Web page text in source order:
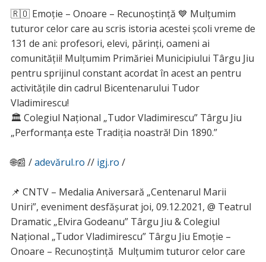
🇷🇴 Emoție – Onoare – Recunoștință 💙 Mulțumim
tuturor celor care au scris istoria acestei școli vreme de
131 de ani: profesori, elevi, părinți, oameni ai
comunității! Mulțumim Primăriei Municipiului Târgu Jiu
pentru sprijinul constant acordat în acest an pentru
activitățile din cadrul Bicentenarului Tudor
Vladimirescu!
🏛 Colegiul Național „Tudor Vladimirescu” Târgu Jiu
„Performanța este Tradiția noastră! Din 1890.”
🌐📰 /adevărul.ro // igj.ro /
📌 CNTV – Medalia Aniversară „Centenarul Marii
Uniri”, eveniment desfășurat joi, 09.12.2021, @ Teatrul
Dramatic „Elvira Godeanu” Târgu Jiu & Colegiul
Național „Tudor Vladimirescu” Târgu Jiu Emoție –
Onoare – Recunoștință Mulțumim tuturor celor care